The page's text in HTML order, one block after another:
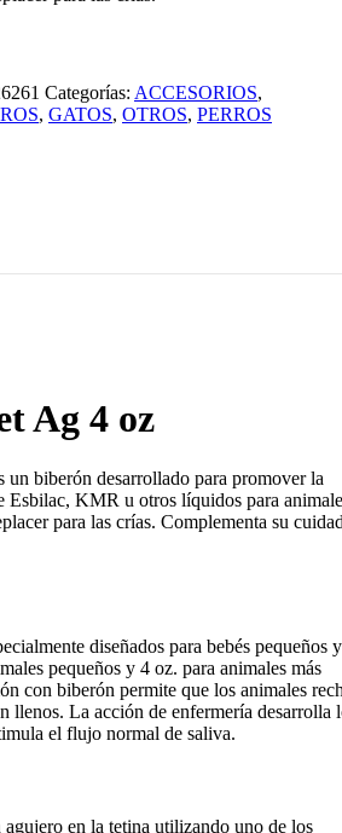
Categorías: ACCESORIOS,
, GATOS, OTROS, PERROS
Ag 4 oz
un biberón desarrollado para promover la
Esbilac, KMR u otros líquidos para
para las crías. Complementa su
diseñados para bebés pequeños y
pequeños y 4 oz. para animales más
con biberón permite que los animales
llenos. La acción de enfermería desarrolla
el flujo normal de saliva.
agujero en la tetina utilizando uno de los